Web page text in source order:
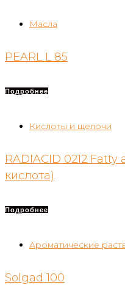
Масла
PEARL L 85
Подробнее
Кислоты и щелочи
RADIACID 0212
кислота)
Подробнее
Ароматические
Solgad 100